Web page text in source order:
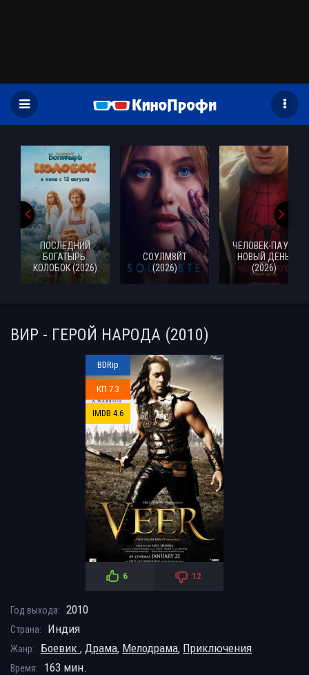
ПОСЛЕДНИЙ
БОГАТЫРЬ.
КОЛОБОК (2026)
СОУЛМ8ЙТ
(2026)
ЧЕЛОВЕК-ПАУК:
НОВЫЙ ДЕНЬ
(2026)
ВИР - ГЕРОЙ НАРОДА (2010)
BDRip
КП 7.3
IMDB 4.6
6 12
Год выхода: 2010
Страна: Индия
Жанр: Боевик , Драма, Мелодрама, Приключения
Время: 163 мин.